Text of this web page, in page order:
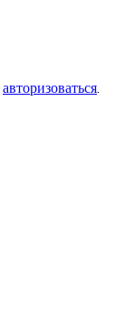
авторизоваться.